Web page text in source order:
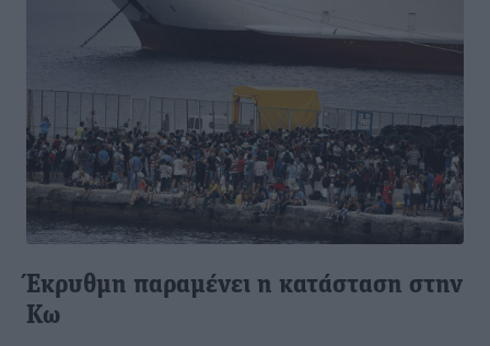
Έκρυθμη παραμένει η κατάσταση στην
Κω